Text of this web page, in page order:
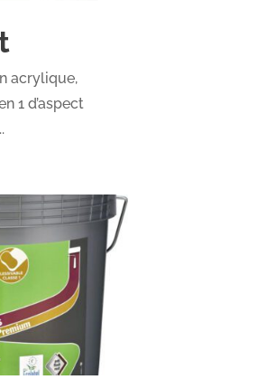
acrylique,
1 d’aspect